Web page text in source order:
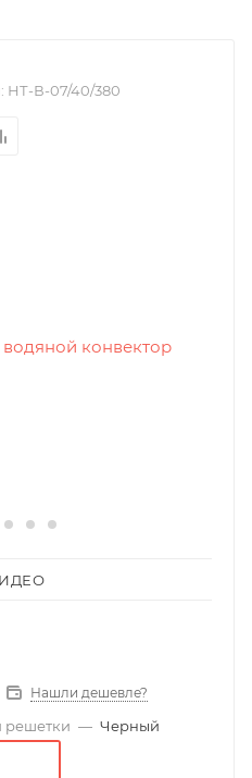
НТ-В-07/40/380
Нашли дешевле?
решетки — Черный